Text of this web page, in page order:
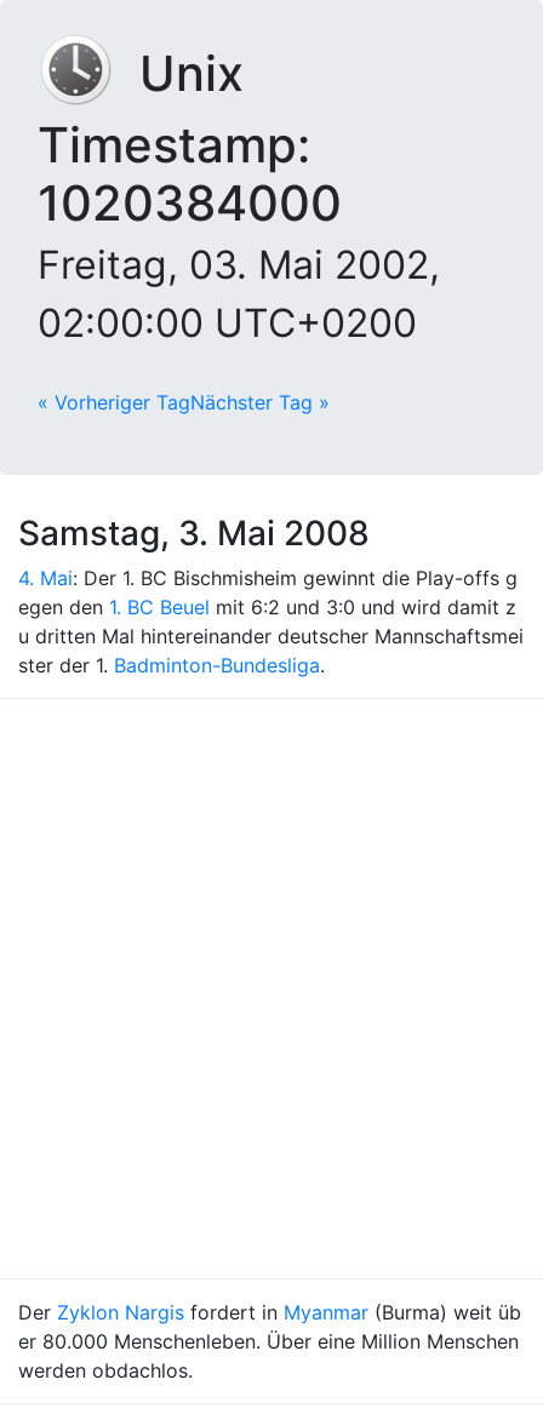
Unix
Timestamp:
1020384000
Freitag, 03. Mai 2002,
02:00:00 UTC+0200
« Vorheriger TagNächster Tag »
Samstag, 3. Mai 2008
4. Mai: Der 1. BC Bischmisheim gewinnt die Play-offs g
egen den 1. BC Beuel mit 6:2 und 3:0 und wird damit z
u dritten Mal hintereinander deutscher Mannschaftsmei
ster der 1. Badminton-Bundesliga.
Der Zyklon Nargis fordert in Myanmar (Burma) weit üb
er 80.000 Menschenleben. Über eine Million Menschen
werden obdachlos.